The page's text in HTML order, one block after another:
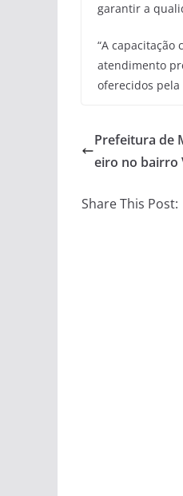
garantir a
“A
atendimento
oferecidos
Prefeitura de
eiro no bairro
Share This Post: